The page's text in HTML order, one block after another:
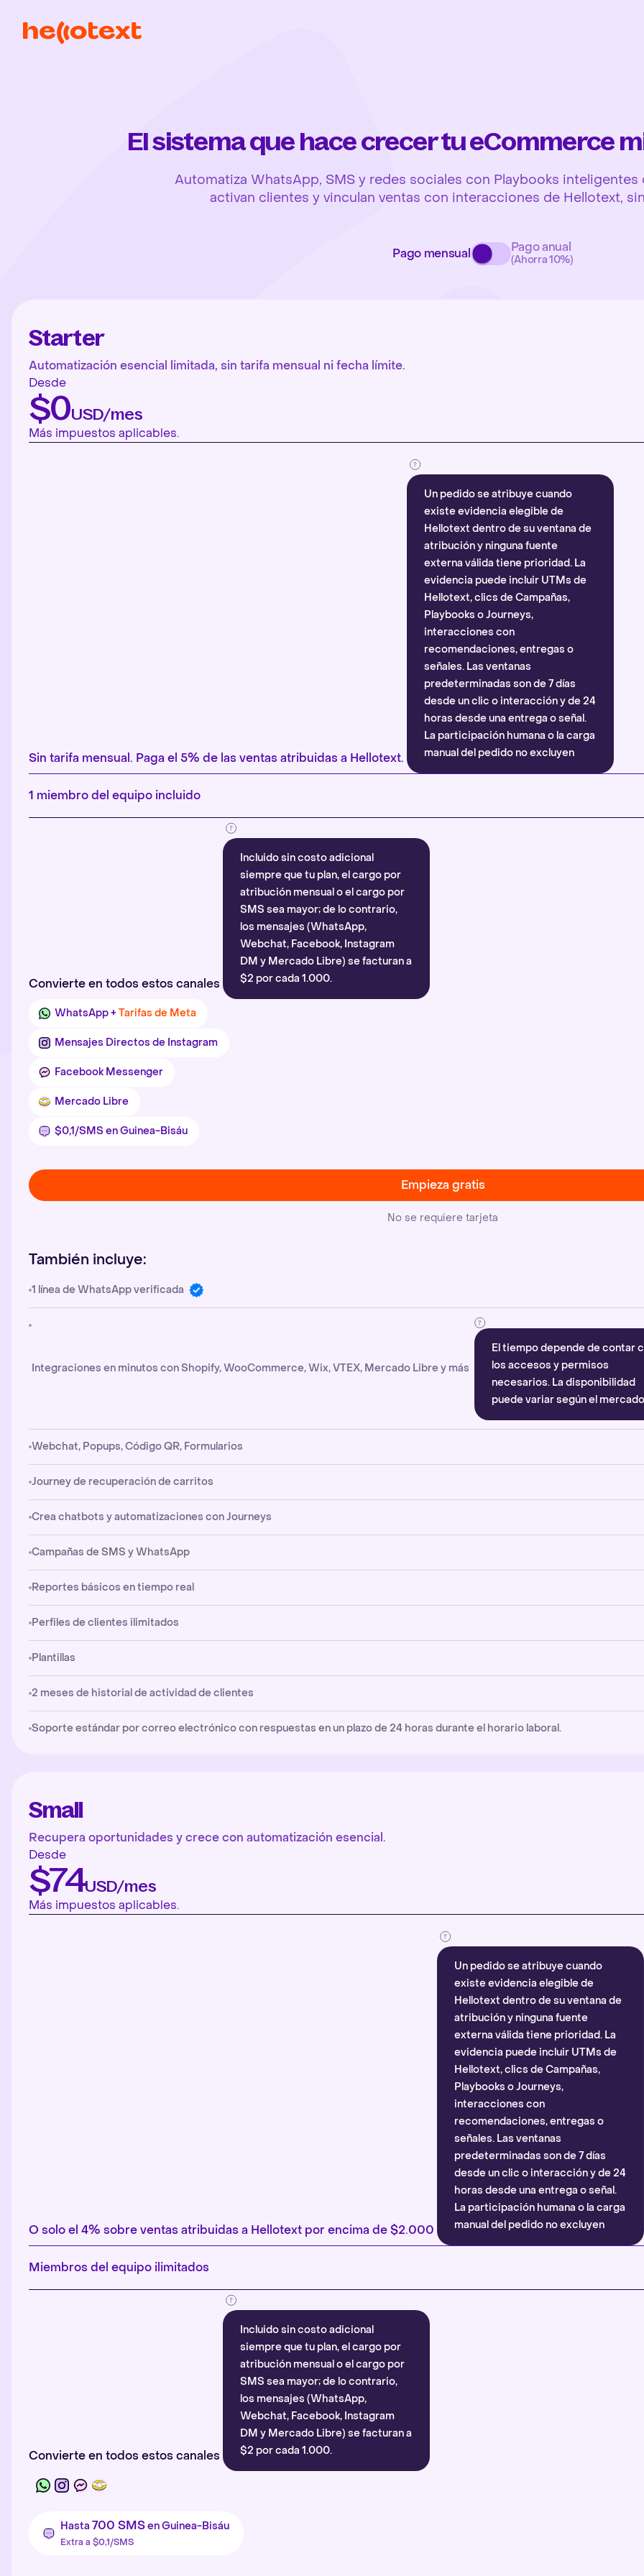
El sistema que hace crecer tu eCommerce
Automatiza WhatsApp, SMS y redes sociales con Playbooks
activan clientes y vinculan ventas con interacciones de Hellotext,
Pago mensual Pago anual
(Ahorra 10%)
Starter
Automatización esencial limitada, sin tarifa mensual ni fecha límite.
Desde
$0USD/mes
Más impuestos aplicables.
Sin tarifa mensual. Paga el 5% de las ventas atribuidas a Hellotext.
Un pedido se atribuye cuando
existe evidencia elegible de
Hellotext dentro de su ventana de
atribución y ninguna fuente
externa válida tiene prioridad. La
evidencia puede incluir UTMs de
Hellotext, clics de Campañas,
Playbooks o Journeys,
interacciones con
recomendaciones, entregas o
señales. Las ventanas
predeterminadas son de 7 días
desde un clic o interacción y de 24
horas desde una entrega o señal.
La participación humana o la carga
manual del pedido no excluyen
automáticamente la atribución.
1 miembro del equipo incluido
Convierte en todos estos canales
Incluido sin costo adicional
siempre que tu plan, el cargo por
atribución mensual o el cargo por
SMS sea mayor; de lo contrario,
los mensajes (WhatsApp,
Webchat, Facebook, Instagram
DM y Mercado Libre) se facturan a
$2 por cada 1.000.
WhatsApp +Tarifas de Meta
Mensajes Directos de Instagram
Facebook Messenger
Mercado Libre
$0,1/SMS en Guinea-Bisáu
Empieza gratis
No se requiere tarjeta
También incluye:
1 línea de WhatsApp verificada
Integraciones en minutos con Shopify, WooCommerce, Wix, VTEX, Mercado Libre y más
El tiempo depende de contar
los accesos y permisos
necesarios. La disponibilidad
puede variar según el
Webchat, Popups, Código QR, Formularios
Journey de recuperación de carritos
Crea chatbots y automatizaciones con Journeys
Campañas de SMS y WhatsApp
Reportes básicos en tiempo real
Perfiles de clientes ilimitados
Plantillas
2 meses de historial de actividad de clientes
Soporte estándar por correo electrónico con respuestas en un plazo de 24 horas durante el horario laboral.
Small
Recupera oportunidades y crece con automatización esencial.
Desde
$74USD/mes
Más impuestos aplicables.
O solo el 4% sobre ventas atribuidas a Hellotext por encima de $2.000
Un pedido se atribuye cuando
existe evidencia elegible de
Hellotext dentro de su ventana de
atribución y ninguna fuente
externa válida tiene prioridad. La
evidencia puede incluir UTMs de
Hellotext, clics de Campañas,
Playbooks o Journeys,
interacciones con
recomendaciones, entregas o
señales. Las ventanas
predeterminadas son de 7 días
desde un clic o interacción y de 24
horas desde una entrega o señal.
La participación humana o la carga
manual del pedido no excluyen
automáticamente la atribución.
Miembros del equipo ilimitados
Convierte en todos estos canales
Incluido sin costo adicional
siempre que tu plan, el cargo por
atribución mensual o el cargo por
SMS sea mayor; de lo contrario,
los mensajes (WhatsApp,
Webchat, Facebook, Instagram
DM y Mercado Libre) se facturan a
$2 por cada 1.000.
Hasta 700 SMSen Guinea-Bisáu
Extra a $0,1/SMS